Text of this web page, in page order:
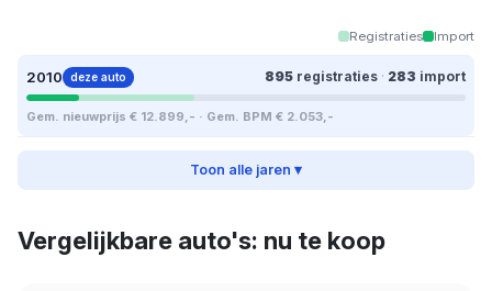
Registraties Import
2010 deze auto 895 registraties · 283 import
Gem. nieuwprijs € 12.899,- · Gem. BPM € 2.053,-
Toon alle jaren ▾
Vergelijkbare auto's: nu te koop